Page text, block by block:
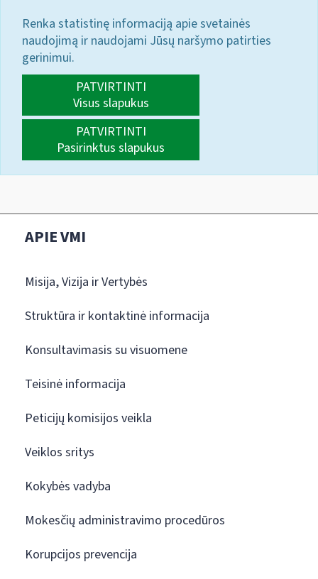
Renka statistinę informaciją apie svetainės
naudojimą ir naudojami Jūsų naršymo patirties
gerinimui.
PATVIRTINTI
Visus slapukus
PATVIRTINTI
Pasirinktus slapukus
APIE VMI
Misija, Vizija ir Vertybės
Struktūra ir kontaktinė informacija
Konsultavimasis su visuomene
Teisinė informacija
Peticijų komisijos veikla
Veiklos sritys
Kokybės vadyba
Mokesčių administravimo procedūros
Korupcijos prevencija